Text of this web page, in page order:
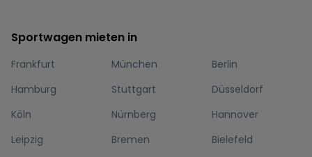
Sportwagen mieten in
Frankfurt München
Berlin
Hamburg
Stuttgart
Düsseldorf
Köln
Nürnberg
Hannover
Leipzig
Bremen
Bielefeld